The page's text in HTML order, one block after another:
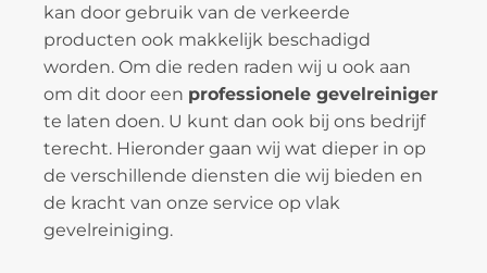
kan door gebruik van de verkeerde
producten ook makkelijk beschadigd
worden. Om die reden raden wij u ook aan
om dit door een professionele gevelreiniger
te laten doen. U kunt dan ook bij ons bedrijf
terecht. Hieronder gaan wij wat dieper in op
de verschillende diensten die wij bieden en
de kracht van onze service op vlak
gevelreiniging.